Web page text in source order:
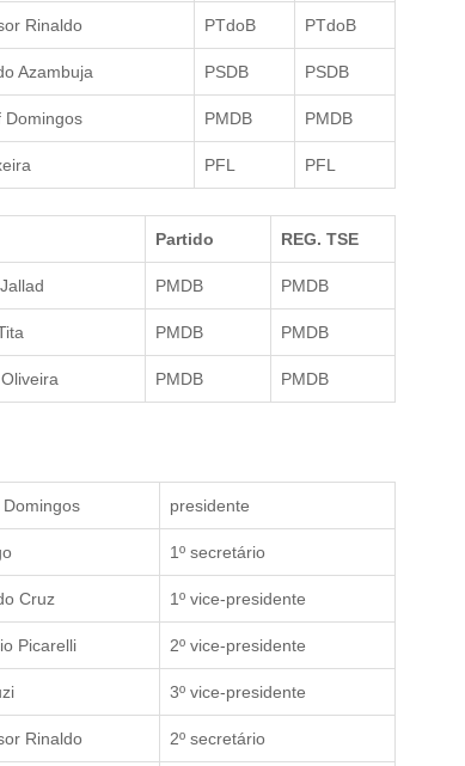
Rinaldo PTdoB PTdoB
Azambuja PSDB PSDB
Domingos PMDB PMDB
PFL PFL
Partido REG. TSE
PMDB PMDB
PMDB PMDB
PMDB PMDB
presidente
1º secretário
Cruz 1º vice-presidente
Picarelli 2º vice-presidente
3º vice-presidente
Rinaldo 2º secretário